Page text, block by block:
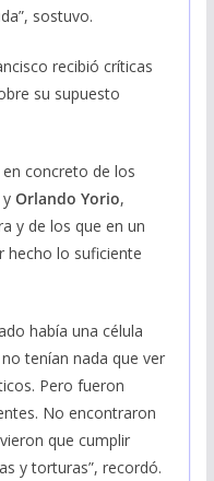
sostuvo.
recibió críticas
su supuesto
concreto de los
Orlando Yorio,
y de los que en un
hecho lo suficiente
había una célula
tenían nada que ver
Pero fueron
No encontraron
que cumplir
y torturas”, recordó.